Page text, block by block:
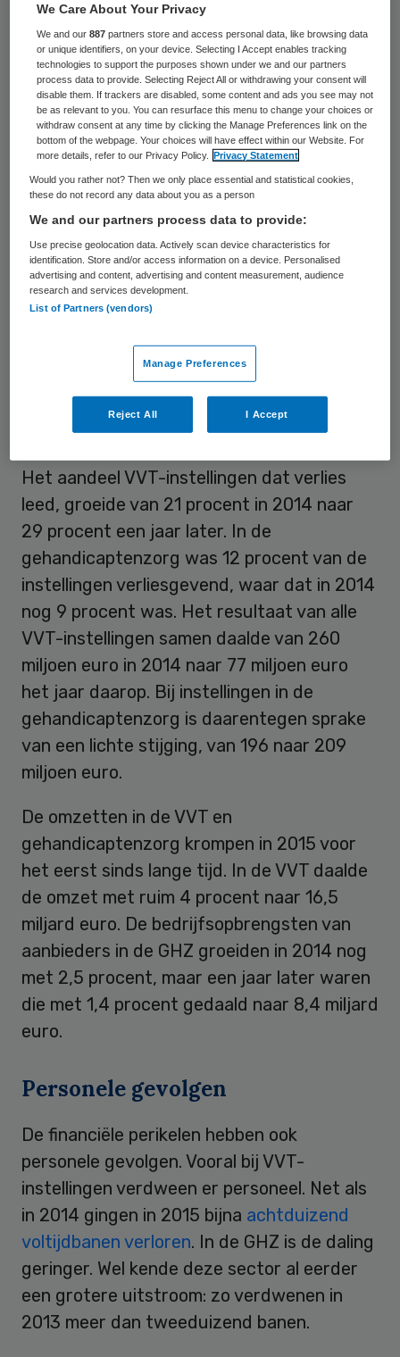
492107546
Het aantal verlieslijdende organisaties in de
Verpleeg-, Verzorgingshuizen en Thuiszorg
(VVT) en Gehandicaptenzorg (GHZ) is in
2015 toegenomen naar 160. Dat zijn er 46
meer dan in 2014. In de VVT is 29 procent
van de aanbieders verlieslijdend, een groei
van 8 procent.
de Statistiek (CBS).Vooral kleinere
aanbieders zijn kwetsbaar. Ruim de helft
van de verliesgevende instellingen had een
omzet kleiner dan 10 miljoen euro.
Het aandeel VVT-instellingen dat verlies
leed, groeide van 21 procent in 2014 naar
29 procent een jaar later. In de
gehandicaptenzorg was 12 procent van de
instellingen verliesgevend, waar dat in 2014
nog 9 procent was. Het resultaat van alle
VVT-instellingen samen daalde van 260
miljoen euro in 2014 naar 77 miljoen euro
het jaar daarop. Bij instellingen in de
gehandicaptenzorg is daarentegen sprake
van een lichte stijging, van 196 naar 209
miljoen euro.
De omzetten in de VVT en
gehandicaptenzorg krompen in 2015 voor
het eerst sinds lange tijd. In de VVT daalde
de omzet met ruim 4 procent naar 16,5
miljard euro. De bedrijfsopbrengsten van
aanbieders in de GHZ groeiden in 2014 nog
met 2,5 procent, maar een jaar later waren
die met 1,4 procent gedaald naar 8,4 miljard
euro.
Personele gevolgen
De financiële perikelen hebben ook
personele gevolgen. Vooral bij VVT-
instellingen verdween er personeel. Net als
in 2014 gingen in 2015 bijna achtduizend
voltijdbanen verloren. In de GHZ is de daling
geringer. Wel kende deze sector al eerder
een grotere uitstroom: zo verdwenen in
2013 meer dan tweeduizend banen.
We Care About Your Privacy
We and our887 partners store and access personal data, like browsing data
or unique identifiers, on your device. Selecting I Accept enables tracking
technologies to support the purposes shown under we and our partners
process data to provide. Selecting Reject All or withdrawing your consent will
disable them. If trackers are disabled, some content and ads you see may not
be as relevant to you. You can resurface this menu to change your choices or
withdraw consent at any time by clicking the Manage Preferences link on the
bottom of the webpage. Your choices will have effect within our Website. For
more details, refer to our Privacy Policy.
Privacy Statement
Would you rather not? Then we only place essential and statistical cookies,
these do not record any data about you as a person
We and our partners process data to provide:
Use precise geolocation data. Actively scan device characteristics for
identification. Store and/or access information on a device. Personalised
advertising and content, advertising and content measurement, audience
research and services development.
List of Partners (vendors)
Manage Preferences
Reject All I Accept